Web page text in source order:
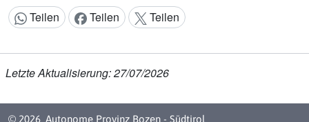
Inhalt teilen:
Teilen Teilen Teilen
Letzte Aktualisierung: 27/07/2026
© 2026 Autonome Provinz Bozen - Südtirol